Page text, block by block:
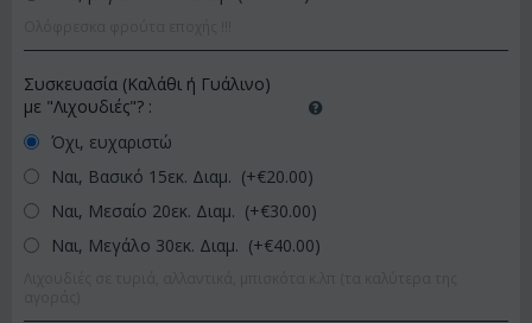
Συσκευασία (Καλάθι ή Γυάλινο)
με "Λιχουδιές"? :
Όχι, ευχαριστώ
Ναι, Βασικό 15εκ. Διαμ. (+€20.00)
Ναι, Μεσαίο 20εκ. Διαμ. (+€30.00)
Ναι, Μεγάλο 30εκ. Διαμ. (+€40.00)